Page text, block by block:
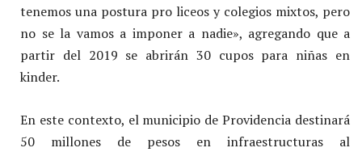
tenemos una postura pro liceos y colegios mixtos, pero
no se la vamos a imponer a nadie», agregando que a
partir del 2019 se abrirán 30 cupos para niñas en
kinder.
En este contexto, el municipio de Providencia destinará
50 millones de pesos en infraestructuras al